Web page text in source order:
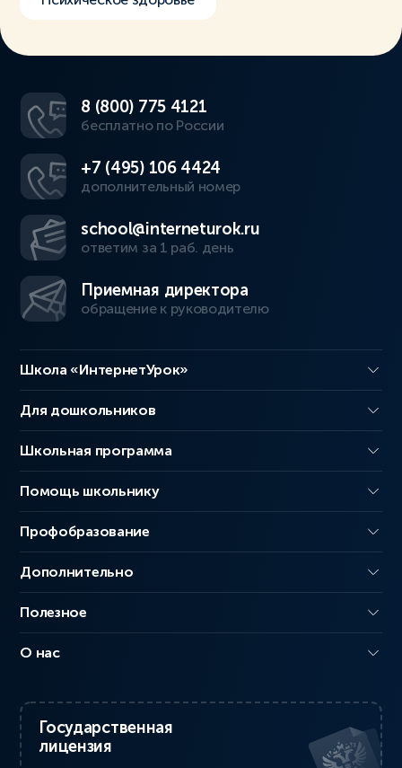
8 (800) 775 4121
бесплатно по России
+7 (495) 106 4424
дополнительный номер
school@interneturok.ru
ответим за 1 раб. день
Приемная директора
обращение к руководителю
Школа «ИнтернетУрок»
Для дошкольников
Школьная программа
Помощь школьнику
Профобразование
Дополнительно
Полезное
О нас
Государственная
лицензия